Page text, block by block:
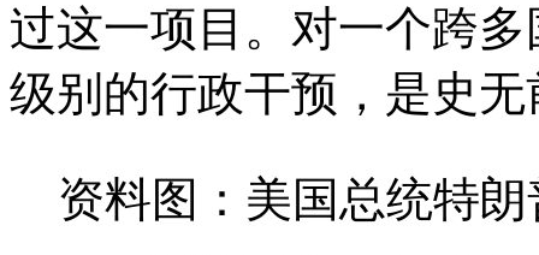
过这一项目。对一个跨
级别的行政干预，是史无
资料图：美国总统特朗